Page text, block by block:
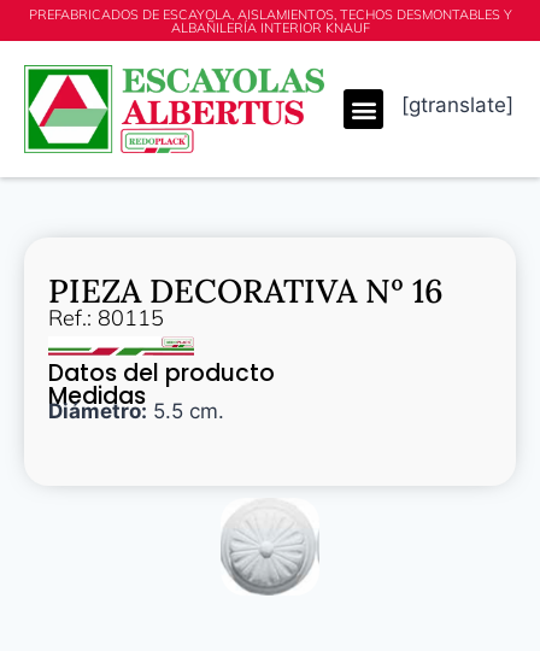
PREFABRICADOS DE ESCAYOLA, AISLAMIENTOS, TECHOS DESMONTABLES Y
ALBAÑILERÍA INTERIOR KNAUF
[gtranslate]
PIEZA DECORATIVA Nº 16
Ref.: 80115
Datos del producto
Medidas
Diámetro: 5.5 cm.